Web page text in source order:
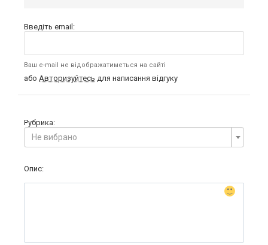
Введіть email:
Ваш e-mail не відображатиметься на сайті
або Авторизуйтесь для написання відгуку
Рубрика:
Не вибрано
Опис: